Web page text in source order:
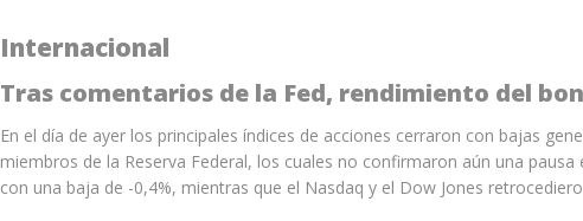
Internacional
Tras comentarios de la Fed, rendimiento del
En el día de ayer los principales índices de acciones cerraron con bajas
miembros de la Reserva Federal, los cuales no confirmaron aún una
con una baja de -0,4%, mientras que el Nasdaq y el Dow Jones